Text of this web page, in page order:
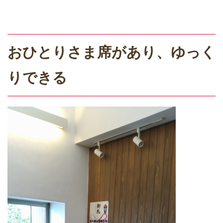
おひとりさま席があり、ゆっく
りできる